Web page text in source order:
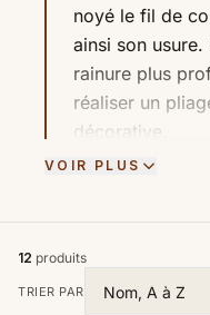
noyé le fil de
ainsi son
rainure plus
réaliser un
décorative.
Rainette simple
manche et
sous nos 3
professionnelle
VOIR PLUS
12 produits
TRIER PAR